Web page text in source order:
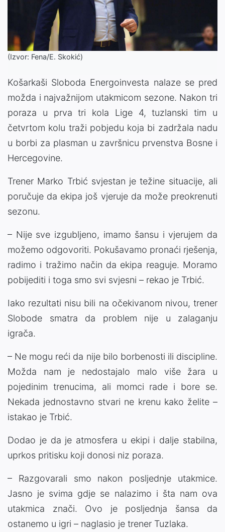
(Izvor: Fena/E. Skokić)
Košarkaši Sloboda Energoinvesta nalaze se pred
možda i najvažnijom utakmicom sezone. Nakon tri
poraza u prva tri kola Lige 4, tuzlanski tim u
četvrtom kolu traži pobjedu koja bi zadržala nadu
u borbi za plasman u završnicu prvenstva Bosne i
Hercegovine.
Trener Marko Trbić svjestan je težine situacije, ali
poručuje da ekipa još vjeruje da može preokrenuti
sezonu.
– Nije sve izgubljeno, imamo šansu i vjerujem da
možemo odgovoriti. Pokušavamo pronaći rješenja,
radimo i tražimo način da ekipa reaguje. Moramo
pobijediti i toga smo svi svjesni – rekao je Trbić.
Iako rezultati nisu bili na očekivanom nivou, trener
Slobode smatra da problem nije u zalaganju
igrača.
– Ne mogu reći da nije bilo borbenosti ili discipline.
Možda nam je nedostajalo malo više žara u
pojedinim trenucima, ali momci rade i bore se.
Nekada jednostavno stvari ne krenu kako želite –
istakao je Trbić.
Dodao je da je atmosfera u ekipi i dalje stabilna,
uprkos pritisku koji donosi niz poraza.
– Razgovarali smo nakon posljednje utakmice.
Jasno je svima gdje se nalazimo i šta nam ova
utakmica znači. Ovo je posljednja šansa da
ostanemo u igri – naglasio je trener Tuzlaka.